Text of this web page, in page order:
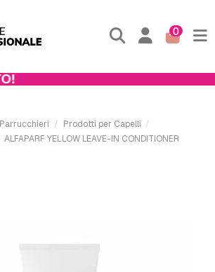
0
Prodotti per Capelli
ALFAPARF YELLOW LEAVE-IN CONDITIONER